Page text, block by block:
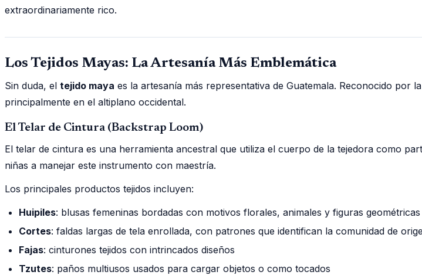
extraordinariamente rico.
Los Tejidos Mayas: La Artesanía Más Emblemática
Sin duda, el tejido maya es la artesanía más representativa de Guatemala. Reconocido por
principalmente en el altiplano occidental.
El Telar de Cintura (Backstrap Loom)
El telar de cintura es una herramienta ancestral que utiliza el cuerpo de la tejedora como
niñas a manejar este instrumento con maestría.
Los principales productos tejidos incluyen:
Huipiles: blusas femeninas bordadas con motivos florales, animales y figuras geométricas
Cortes: faldas largas de tela enrollada, con patrones que identifican la comunidad de
Fajas: cinturones tejidos con intrincados diseños
Tzutes: paños multiusos usados para cargar objetos o como tocados